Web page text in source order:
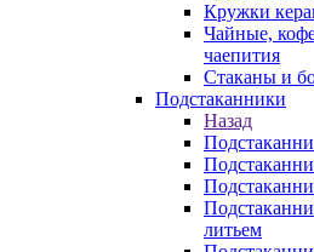
Кружки
Чайные,
чаепития
Стаканы и
Подстаканники
Назад
литьем